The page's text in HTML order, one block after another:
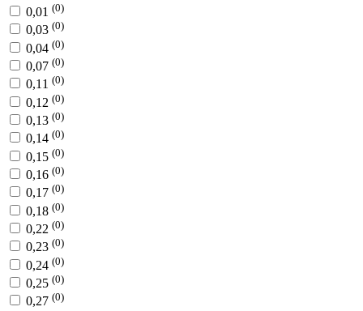
0,01 (0)
0,03 (0)
0,04 (0)
0,07 (0)
0,11 (0)
0,12 (0)
0,13 (0)
0,14 (0)
0,15 (0)
0,16 (0)
0,17 (0)
0,18 (0)
0,22 (0)
0,23 (0)
0,24 (0)
0,25 (0)
0,27 (0)